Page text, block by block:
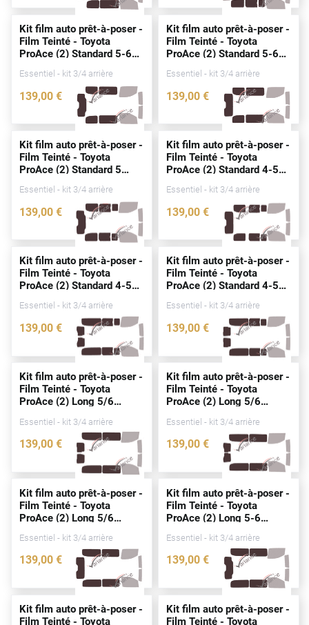
Alpine
Aston Martin
Audi
Bentley
Bmw
Buick
Chevrolet
Chrysler
Citroën
Dacia
Daewoo
Daihatsu
Dodge
Dongfeng
Ds
Ebro
Fiat
Kit film auto prêt-à-poser -
Film Teinté - Toyota
ProAce (2) Standard 5-6
Essentiel - kit 3/4 arrière
139,00 €
3717-TOY
Kit film auto prêt-à-poser -
Film Teinté - Toyota
ProAce (2) Standard 5-6
Essentiel - kit 3/4 arrière
139,00 €
3769-TOY
Kit film auto prêt-à-poser -
Film Teinté - Toyota
ProAce (2) Standard 5
Essentiel - kit 3/4 arrière
139,00 €
3680-TOY
Kit film auto prêt-à-poser -
Film Teinté - Toyota
ProAce (2) Standard 4-5
Essentiel - kit 3/4 arrière
139,00 €
3768-TOY
Kit film auto prêt-à-poser -
Film Teinté - Toyota
ProAce (2) Standard 4-5
Essentiel - kit 3/4 arrière
139,00 €
3770-TOY
Kit film auto prêt-à-poser -
Film Teinté - Toyota
ProAce (2) Standard 4-5
Essentiel - kit 3/4 arrière
139,00 €
3771-TOY
Kit film auto prêt-à-poser -
Film Teinté - Toyota
ProAce (2) Long 5/6
Essentiel - kit 3/4 arrière
139,00 €
4441-TOY
Kit film auto prêt-à-poser -
Film Teinté - Toyota
ProAce (2) Long 5/6
Essentiel - kit 3/4 arrière
139,00 €
4442-TOY
Kit film auto prêt-à-poser -
Film Teinté - Toyota
ProAce (2) Long 5/6
Essentiel - kit 3/4 arrière
139,00 €
4440-TOY
Kit film auto prêt-à-poser -
Film Teinté - Toyota
ProAce (2) Long 5-6
Essentiel - kit 3/4 arrière
139,00 €
4439-TOY
Kit film auto prêt-à-poser -
Film Teinté - Toyota
Kit film auto prêt-à-poser -
Film Teinté - Toyota